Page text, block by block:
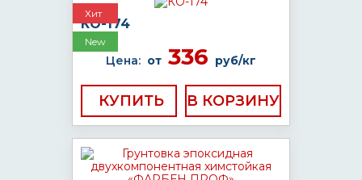
Хит
New
КО-174
Цена: от 336 руб/кг
КУПИТЬ